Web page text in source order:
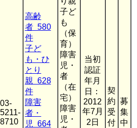
03-
5211-
8710
高齢
者 580
件
子ど
も・ひ
とり
親 628
件
障害
者・
児 664
子ど
も
（保
育）
障害
児・
者
（在
宅）
障害
児・
当初
認証
年月
日：
2012
年7月
2日
契
約
受
付
募
集
中